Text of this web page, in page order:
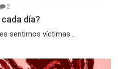
2
día?
sentirnos víctimas...